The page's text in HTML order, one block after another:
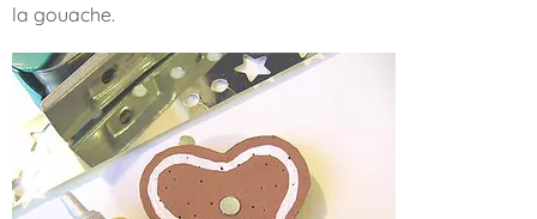
la gouache.